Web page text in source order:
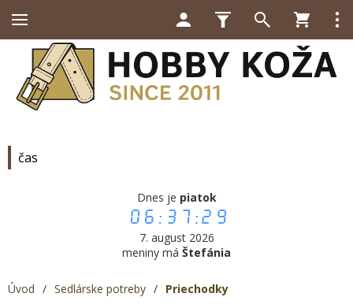
čas
Dnes je piatok
06:37:29
7. august 2026
meniny má Štefánia
Úvod / Sedlárske potreby / Priechodky